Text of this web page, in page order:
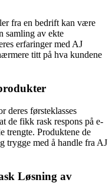
fra en bedrift kan være
samling av ekte
erfaringer med AJ
titt på hva kundene
deres førsteklasses
de fikk rask respons på e-
trengte. Produktene de
trygge med å handle fra AJ
Løsning av